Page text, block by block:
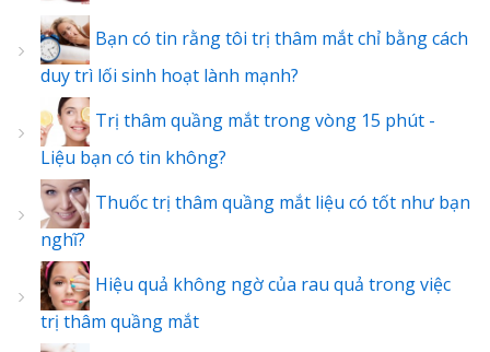
Bạn có tin rằng tôi trị thâm mắt chỉ bằng cách
duy trì lối sinh hoạt lành mạnh?
Trị thâm quầng mắt trong vòng 15 phút -
Liệu bạn có tin không?
Thuốc trị thâm quầng mắt liệu có tốt như bạn
nghĩ?
Hiệu quả không ngờ của rau quả trong việc
trị thâm quầng mắt